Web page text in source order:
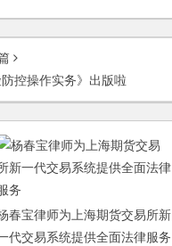
控操作实务》出版啦
春宝律师为上海期货交易所新
代交易系统提供全面法律服务